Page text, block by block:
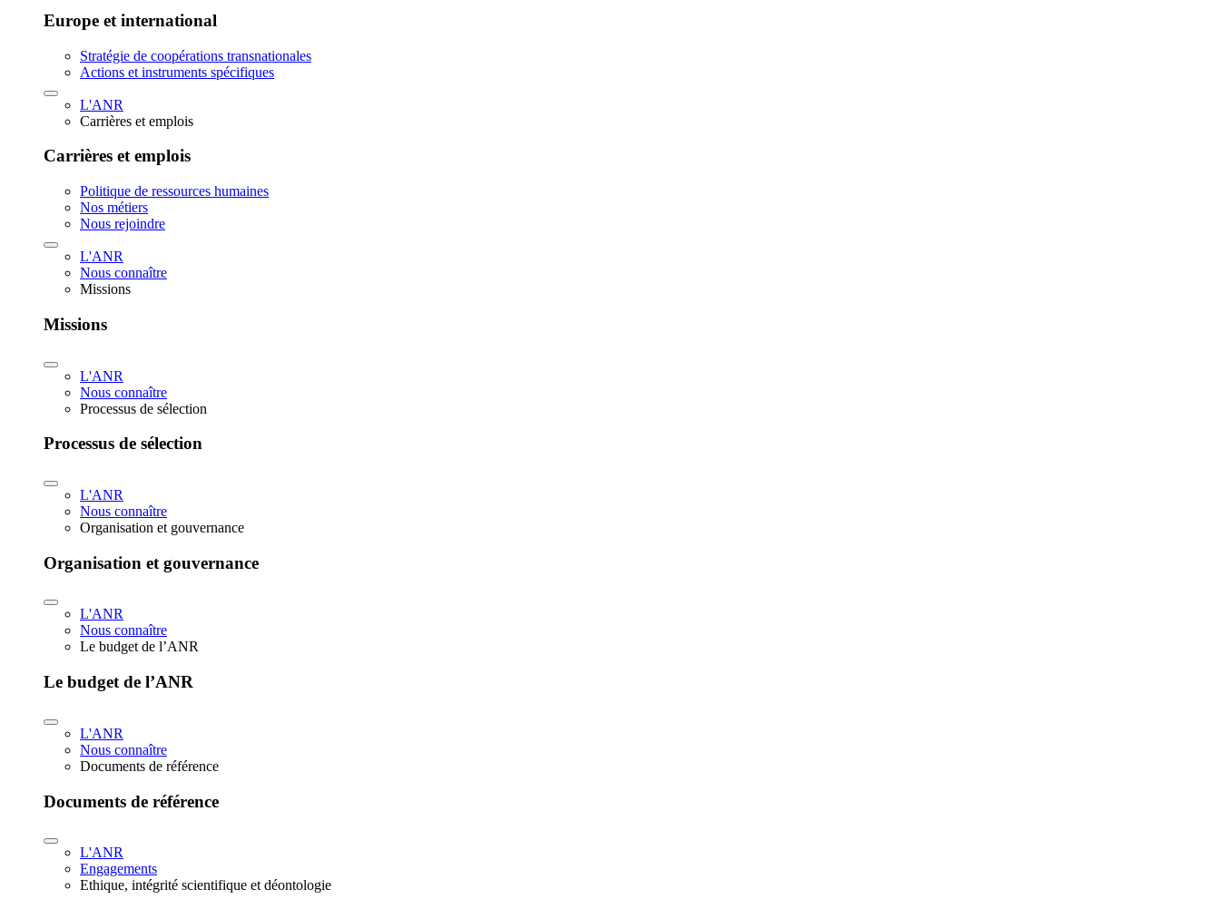
Europe et international
Stratégie de coopérations transnationales
Actions et instruments spécifiques
L'ANR
Carrières et emplois
Carrières et emplois
Politique de ressources humaines
Nos métiers
Nous rejoindre
L'ANR
Nous connaître
Missions
Missions
L'ANR
Nous connaître
Processus de sélection
Processus de sélection
L'ANR
Nous connaître
Organisation et gouvernance
Organisation et gouvernance
L'ANR
Nous connaître
Le budget de l’ANR
Le budget de l’ANR
L'ANR
Nous connaître
Documents de référence
Documents de référence
L'ANR
Engagements
Ethique, intégrité scientifique et déontologie